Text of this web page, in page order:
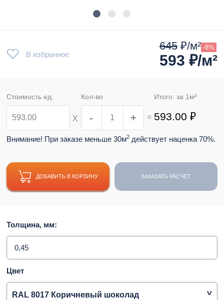
В избранное
645₽/м² -8%
593 ₽/м²
Стоимость ед.
Х
Кол-во
- + =
Итого: за 1 м²
593.00 ₽
Внимание! При заказе меньше 30м2 действует наценка 70%.
ДОБАВИТЬ В КОРЗИНУ ЗАКАЗАТЬ РАСЧЕТ
Толщина, мм:
0,45
Цвет
RAL 8017 Коричневый шоколад